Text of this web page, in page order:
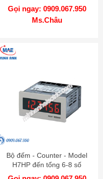
thông RS485
Gọi ngay: 0909.067.950
Ms.Châu
Bộ đếm - Counter - Model
H7HP đến tổng 6-8 số